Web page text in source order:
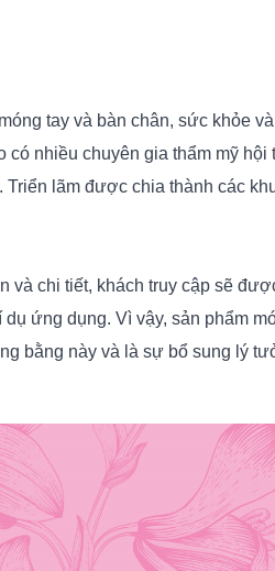
tay và bàn chân, sức khỏe
nhiều chuyên gia thẩm mỹ
lãm được chia thành các
chi tiết, khách truy cập sẽ
ứng dụng. Vì vậy, sản phẩm
bằng này và là sự bổ sung lý